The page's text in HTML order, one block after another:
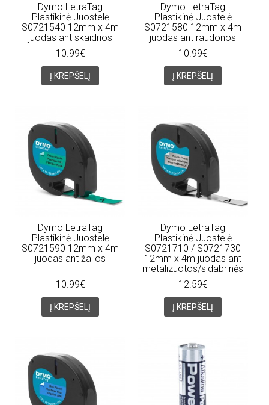
Dymo LetraTag
Plastikinė Juostelė
S0721540 12mm x 4m
juodas ant skaidrios
10.99€
Į KREPŠELĮ
Dymo LetraTag
Plastikinė Juostelė
S0721580 12mm x 4m
juodas ant raudonos
10.99€
Į KREPŠELĮ
Dymo LetraTag
Plastikinė Juostelė
S0721590 12mm x 4m
juodas ant žalios
10.99€
Į KREPŠELĮ
Dymo LetraTag
Plastikinė Juostelė
S0721710 / S0721730
12mm x 4m juodas ant
metalizuotos/sidabrinės
12.59€
Į KREPŠELĮ